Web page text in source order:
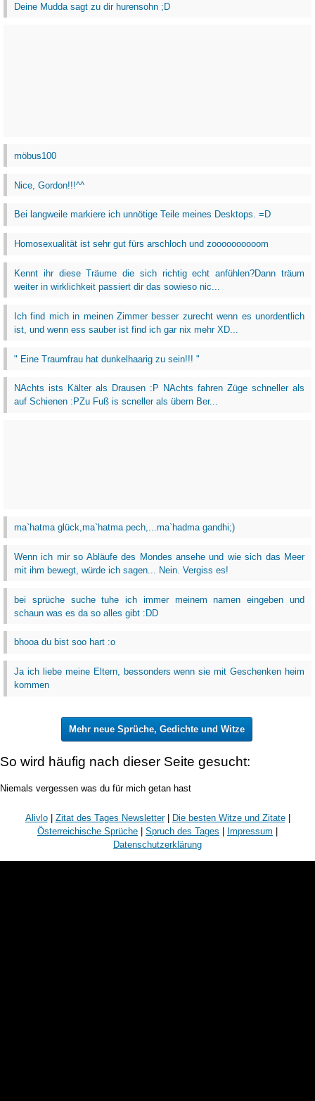
Deine Mudda sagt zu dir hurensohn ;D
möbus100
Nice, Gordon!!!^^
Bei langweile markiere ich unnötige Teile meines Desktops. =D
Homosexualität ist sehr gut fürs arschloch und zoooooooooom
Kennt ihr diese Träume die sich richtig echt anfühlen?Dann träum
weiter in wirklichkeit passiert dir das sowieso nic...
Ich find mich in meinen Zimmer besser zurecht wenn es unordentlich
ist, und wenn ess sauber ist find ich gar nix mehr XD...
" Eine Traumfrau hat dunkelhaarig zu sein!!! "
NAchts ists Kälter als Drausen :P NAchts fahren Züge schneller als
auf Schienen :PZu Fuß is scneller als übern Ber...
ma`hatma glück,ma`hatma pech,...ma`hadma gandhi;)
Wenn ich mir so Abläufe des Mondes ansehe und wie sich das Meer
mit ihm bewegt, würde ich sagen... Nein. Vergiss es!
bei sprüche suche tuhe ich immer meinem namen eingeben und
schaun was es da so alles gibt :DD
bhooa du bist soo hart :o
Ja ich liebe meine Eltern, bessonders wenn sie mit Geschenken heim
kommen
Mehr neue Sprüche, Gedichte und Witze
So wird häufig nach dieser Seite gesucht:
Niemals vergessen was du für mich getan hast
Alivlo| Zitat des Tages Newsletter| Die besten Witze und Zitate|
Österreichische Sprüche
Spruch des Tages Impressum
Datenschutzerklärung